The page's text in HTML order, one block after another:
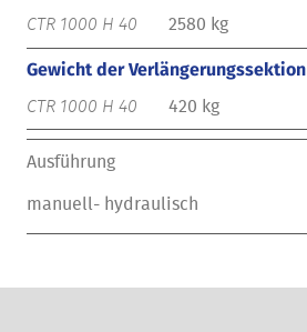
2580 kg
Gewicht der Verlängerungssektion
420 kg
Ausführung
manuell- hydraulisch